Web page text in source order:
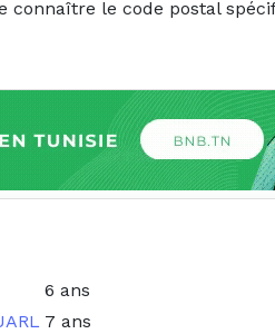
connaître le code postal
6 ans
7 ans